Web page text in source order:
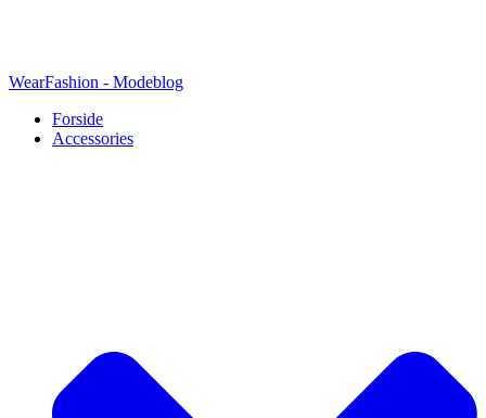
WearFashion - Modeblog
Forside
Accessories